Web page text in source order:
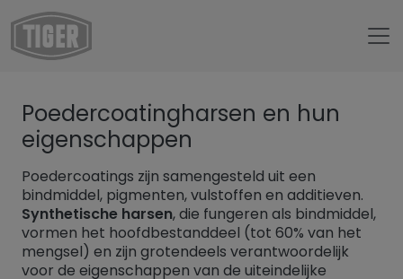
Over ons
Untermenü öffnen für „TIGER Group“
TIGER Blog
Untermenü öffnen für „TIGER Blog“
Poedercoatingharsen
Poedercoatingharsen en hun
eigenschappen
Poedercoatings zijn samengesteld uit een
bindmiddel, pigmenten, vulstoffen en additieven.
Synthetische harsen, die fungeren als bindmiddel,
vormen het hoofdbestanddeel (tot 60% van het
mengsel) en zijn grotendeels verantwoordelijk
voor de eigenschappen van de uiteindelijke